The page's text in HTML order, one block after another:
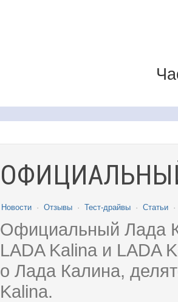
Новости · Отзывы · Тест-драйвы · Статьи ·
Официальный Лада
LADA Kalina и LADA
о Лада Калина,
Kalina.